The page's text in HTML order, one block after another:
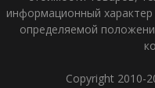
информационный
определяемой
Copyright 2010-